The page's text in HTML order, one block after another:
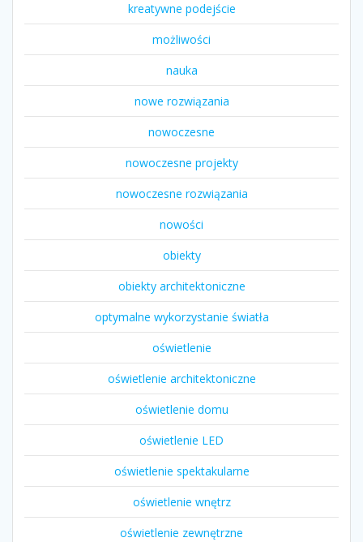
kreatywne podejście
możliwości
nauka
nowe rozwiązania
nowoczesne
nowoczesne projekty
nowoczesne rozwiązania
nowości
obiekty
obiekty architektoniczne
optymalne wykorzystanie światła
oświetlenie
oświetlenie architektoniczne
oświetlenie domu
oświetlenie LED
oświetlenie spektakularne
oświetlenie wnętrz
oświetlenie zewnętrzne